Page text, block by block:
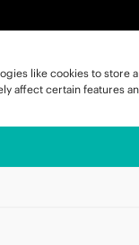
like cookies to
affect certain features